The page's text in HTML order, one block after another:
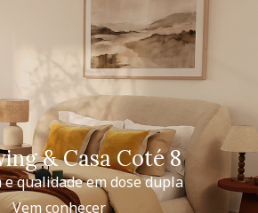
& Casa Coté 8
qualidade em dose dupla
Vem conhecer